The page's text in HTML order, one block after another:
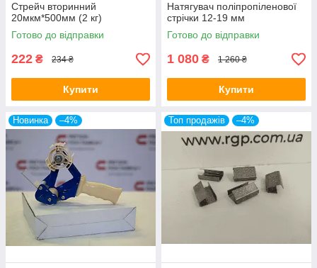
Стрейч вторинний
20мкм*500мм (2 кг)
Готово до відправки
222 ₴ 234 ₴
Купити
Натягувач поліпропіленової
стрічки 12-19 мм
Готово до відправки
1 080 ₴ 1 260 ₴
Купити
Новинка –4% Топ продажів –4%